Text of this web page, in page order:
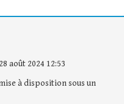
août 2024 12:53
à disposition sous un